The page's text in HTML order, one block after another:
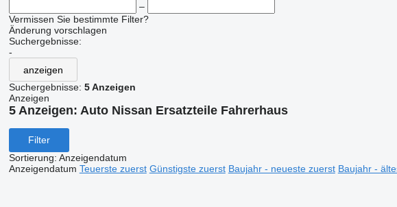
–
Vermissen Sie bestimmte Filter?
Änderung vorschlagen
Suchergebnisse:
-
anzeigen
Suchergebnisse: 5 Anzeigen
Anzeigen
5 Anzeigen: Auto Nissan Ersatzteile Fahrerhaus
Filter
Sortierung: Anzeigendatum
Anzeigendatum Teuerste zuerst Günstigste zuerst Baujahr - neueste zuerst Baujahr -